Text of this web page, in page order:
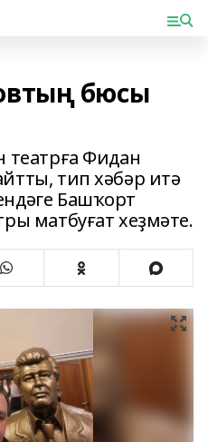
бюсы
театрға Фидан
тип хәбәр итә
Башҡорт
матбуғат хеҙмәте.